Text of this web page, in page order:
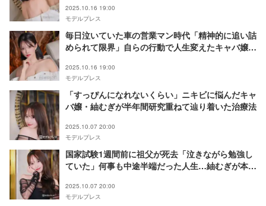
2025.10.16 19:00
モデルプレス
毎日泣いていた車の営業マン時代「精神的に追い詰
められて限界」自らの行動で人生変えたキャバ嬢・
2025.10.16 19:00
モデルプレス
「すっぴんになれないくらい」ニキビに悩んだキャ
バ嬢・紬むぎが半年間研究重ねて辿り着いた治療法
2025.10.07 20:00
モデルプレス
国家試験1週間前に祖父が死去「泣きながら勉強し
ていた」何事も中途半端だった人生…紬むぎが本気
2025.10.07 20:00
モデルプレス